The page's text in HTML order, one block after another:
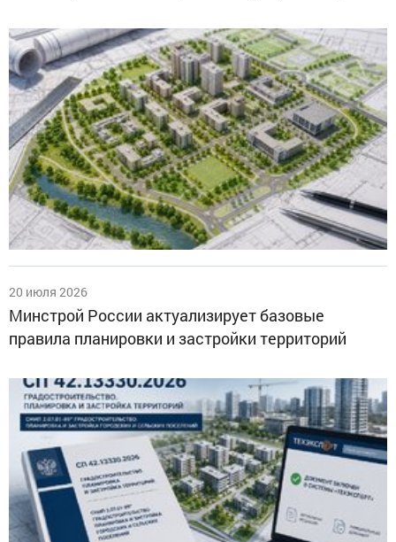
20 июля 2026
Минстрой России актуализирует базовые
правила планировки и застройки территорий